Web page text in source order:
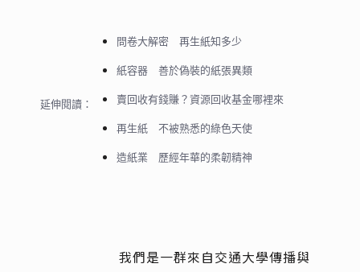
延伸閱讀：
問卷大解密 再生紙知多少
紙容器 善於偽裝的紙張異類
賣回收有錢賺？資源回收基金哪裡來
再生紙 不被熟悉的綠色天使
造紙業 歷經年華的柔韌精神
我們是一群來自交通大學傳播與